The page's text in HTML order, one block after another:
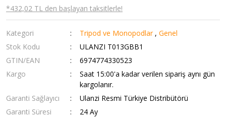
*432,02 TL den başlayan taksitlerle!
Kategori Tripod ve Monopodlar ,Genel
Stok Kodu
ULANZI T013GBB1
GTIN/EAN
6974774330523
Kargo
Saat 15:00'a kadar verilen sipariş aynı gün
kargolanır.
Garanti Sağlayıcı
Ulanzi Resmi Türkiye Distribütörü
Garanti Süresi
24 Ay